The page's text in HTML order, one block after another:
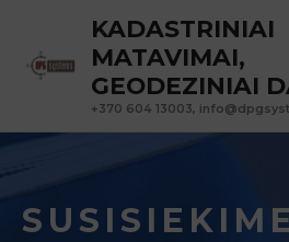
KADASTRINIAI
MATAVIMAI,
GEODEZINIAI
+370 604 13003,